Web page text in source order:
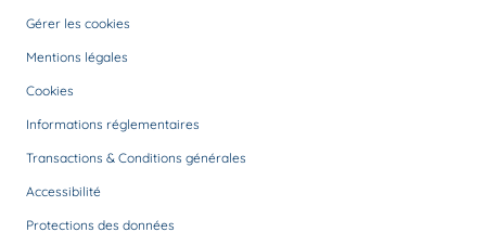
Gérer les cookies
Mentions légales
Cookies
Informations réglementaires
Transactions & Conditions générales
Accessibilité
Protections des données